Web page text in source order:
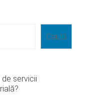
Caută
de servicii